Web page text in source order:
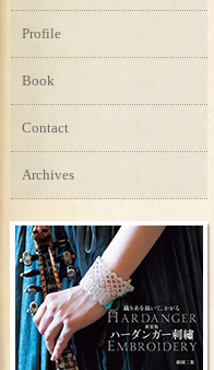
Profile
Book
Contact
Archives